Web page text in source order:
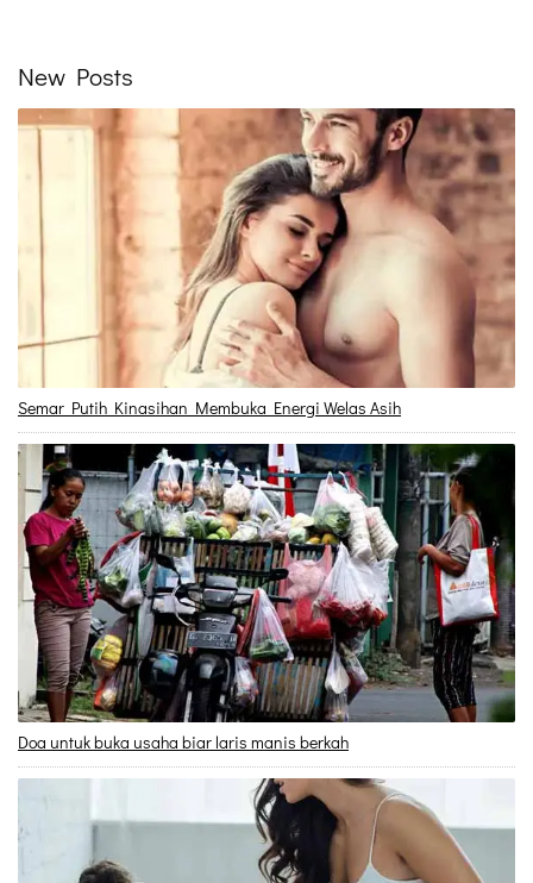
New Posts
Semar Putih Kinasihan Membuka Energi Welas Asih
Doa untuk buka usaha biar laris manis berkah